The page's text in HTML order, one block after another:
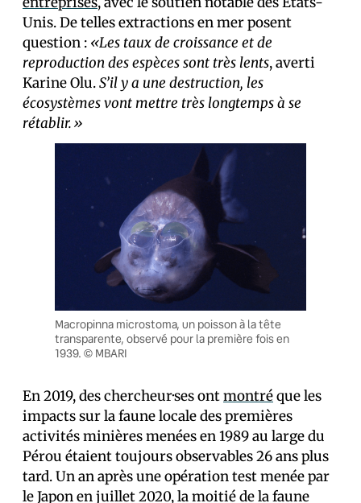
Unis. De telles extractions en mer posent
question : «Les taux de croissance et de
reproduction des espèces sont très lents, averti
Karine Olu.S’il y a une destruction, les
écosystèmes vont mettre très longtemps à se
rétablir.»
Macropinna microstoma, un poisson à la tête
transparente, observé pour la première fois en
1939. © MBARI
En 2019, des chercheur·ses ontmontréque les
impacts sur la faune locale des premières
activités minières menées en 1989 au large du
Pérou étaient toujours observables 26 ans plus
tard. Un an après une opération test menée par
le Japon en juillet 2020, la moitié de la faune